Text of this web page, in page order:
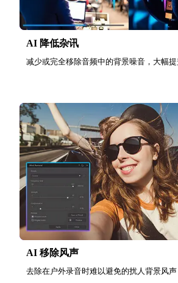
AI 降低杂讯
减少或完全移除音频中的背景噪音，大幅提
AI 移除风声
去除在户外录音时难以避免的扰人背景风声